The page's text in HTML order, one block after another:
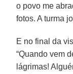
o povo me
fotos. A turma
E no final da
“Quando vem
lágrimas!